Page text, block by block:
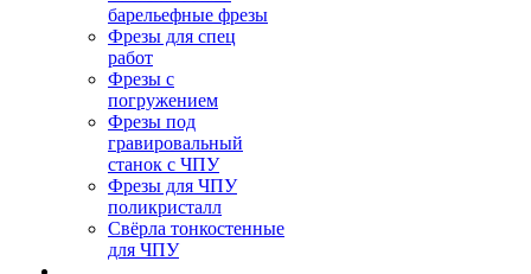
барельефные фрезы
Фрезы для спец
работ
Фрезы с
погружением
Фрезы под
гравировальный
станок с ЧПУ
Фрезы для ЧПУ
поликристалл
Свёрла тонкостенные
для ЧПУ